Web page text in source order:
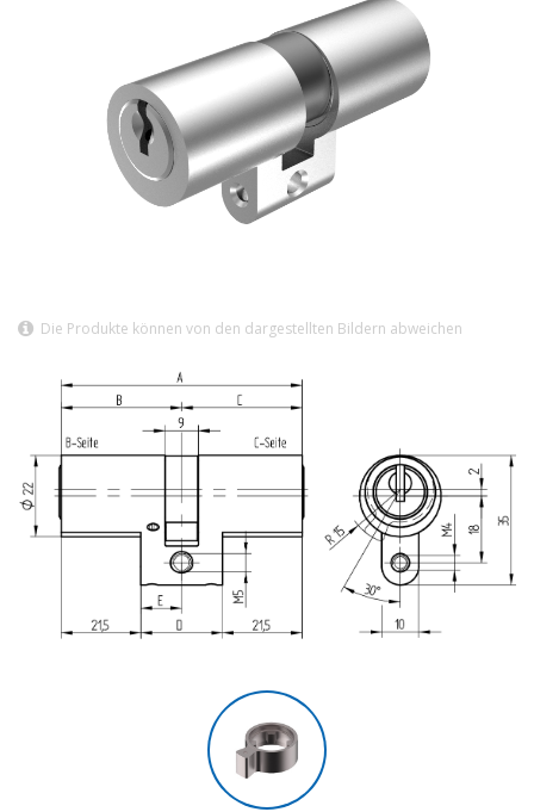
Die Produkte können von den dargestellten Bildern abweichen